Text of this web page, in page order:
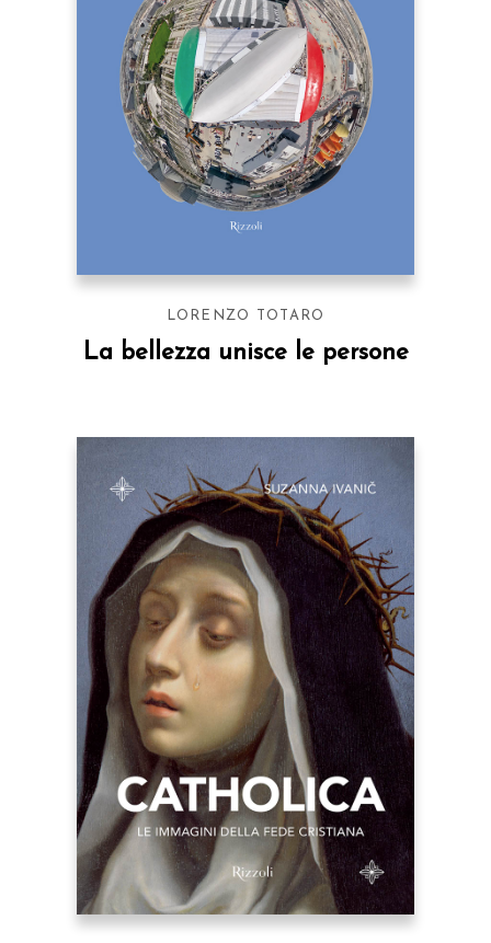
LORENZO TOTARO
La bellezza unisce le persone